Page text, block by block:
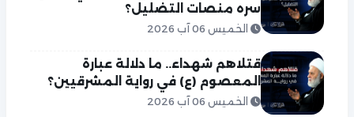
سره منصات التضليل؟
الخميس 06 آب 2026
قتلاهم شهداء.. ما دلالة عبارة
المعصوم (ع) في رواية المشرقيين؟
الخميس 06 آب 2026